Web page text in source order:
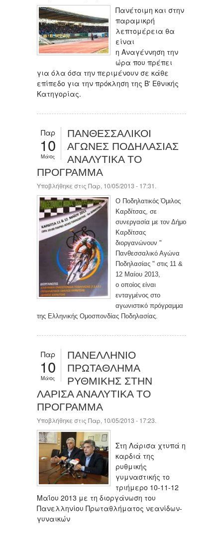
Πανέτοιμη και στην
παραμικρή
λεπτομέρεια θα
είναι
η Αναγέννηση την
ώρα που πρέπει
για όλα όσα την περιμένουν σε κάθε
επίπεδο για την πρόκληση της Β' Εθνικής
Κατηγορίας.
Παρ
10
Μάιος
ΠΑΝΘΕΣΣΑΛΙΚΟΙ
ΑΓΩΝΕΣ ΠΟΔΗΛΑΣΙΑΣ
ΑΝΑΛΥΤΙΚΑ ΤΟ
ΠΡΟΓΡΑΜΜΑ
Υποβλήθηκε στις Παρ, 10/05/2013 - 17:31.
O Ποδηλατικός Όμιλος
Καρδίτσας, σε
συνεργασία με τον Δήμο
Καρδίτσας
διοργανώνουν "
Πανθεσσαλικό Αγώνα
Ποδηλασίας " στις 11 &
12 Μαίου 2013,
ο οποίος είναι
ενταγμένος στο
αγωνιστικό πρόγραμμα
της Ελληνικής Ομοσπονδίας Ποδηλασίας.
Παρ
10
Μάιος
ΠΑΝΕΛΛΗΝΙΟ
ΠΡΩΤΑΘΛΗΜΑ
ΡΥΘΜΙΚΗΣ ΣΤΗΝ
ΛΑΡΙΣΑ ΑΝΑΛΥΤΙΚΑ ΤΟ
ΠΡΟΓΡΑΜΜΑ
Υποβλήθηκε στις Παρ, 10/05/2013 - 17:23.
Στη Λάρισα χτυπά η
καρδιά της
ρυθμικής
γυμναστικής το
τριήμερο 10-11-12
Μαΐου 2013 με τη διοργάνωση του
Πανελληνίου Πρωταθλήματος νεανίδων-
γυναικών